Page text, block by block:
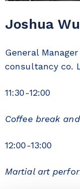
Joshua Wu
General
consultancy co.
11:30-12:00
Coffee break
12:00-13:00
Martial art